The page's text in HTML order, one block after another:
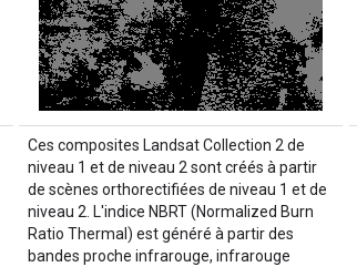
Ces composites Landsat Collection 2 de
niveau 1 et de niveau 2 sont créés à partir
de scènes orthorectifiées de niveau 1 et de
niveau 2. L'indice NBRT (Normalized Burn
Ratio Thermal) est généré à partir des
bandes proche infrarouge, infrarouge